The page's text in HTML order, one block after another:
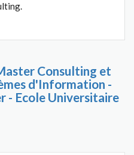
Consulting et
d'Information -
- Ecole Universitaire